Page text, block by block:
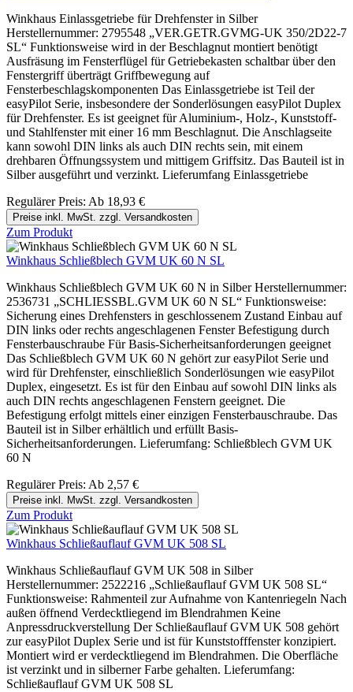
Winkhaus Einlassgetriebe für Drehfenster in Silber
Herstellernummer: 2795548 „VER.GETR.GVMG-UK 350/2D22-7
SL“ Funktionsweise wird in der Beschlagnut montiert benötigt
Ausfräsung im Fensterflügel für Getriebekasten schaltbar über den
Fenstergriff überträgt Griffbewegung auf
Fensterbeschlagskomponenten Das Einlassgetriebe ist Teil der
easyPilot Serie, insbesondere der Sonderlösungen easyPilot Duplex
für Drehfenster. Es ist geeignet für Aluminium-, Holz-, Kunststoff-
und Stahlfenster mit einer 16 mm Beschlagnut. Die Anschlagseite
kann sowohl DIN links als auch DIN rechts sein, mit einem
drehbaren Öffnungssystem und mittigem Griffsitz. Das Bauteil ist in
Silber ausgeführt und verzinkt. Lieferumfang Einlassgetriebe
Regulärer Preis: Ab 18,93 €
Preise inkl. MwSt. zzgl. Versandkosten
Zum Produkt
Winkhaus Schließblech GVM UK 60 N SL
Winkhaus Schließblech GVM UK 60 N in Silber Herstellernummer:
2536731 „SCHLIESSBL.GVM UK 60 N SL“ Funktionsweise:
Sicherung eines Drehfensters in geschlossenem Zustand Einbau auf
DIN links oder rechts angeschlagenen Fenster Befestigung durch
Fensterbauschraube Für Basis-Sicherheitsanforderungen geeignet
Das Schließblech GVM UK 60 N gehört zur easyPilot Serie und
wird für Drehfenster, einschließlich Sonderlösungen wie easyPilot
Duplex, eingesetzt. Es ist für den Einbau auf sowohl DIN links als
auch DIN rechts angeschlagenen Fenstern geeignet. Die
Befestigung erfolgt mittels einer einzigen Fensterbauschraube. Das
Bauteil ist in Silber erhältlich und erfüllt Basis-
Sicherheitsanforderungen. Lieferumfang: Schließblech GVM UK
60 N
Regulärer Preis: Ab 2,57 €
Preise inkl. MwSt. zzgl. Versandkosten
Zum Produkt
Winkhaus Schließauflauf GVM UK 508 SL
Winkhaus Schließauflauf GVM UK 508 in Silber
Herstellernummer: 2522216 „Schließauflauf GVM UK 508 SL“
Funktionsweise: Rahmenteil zur Aufnahme von Kantenriegeln Nach
außen öffnend Verdecktliegend im Blendrahmen Keine
Anpressdruckverstellung Der Schließauflauf GVM UK 508 gehört
zur easyPilot Duplex Serie und ist für Kunststofffenster konzipiert.
Montiert wird er verdecktliegend im Blendrahmen. Die Oberfläche
ist verzinkt und in silberner Farbe gehalten. Lieferumfang:
Schließauflauf GVM UK 508 SL